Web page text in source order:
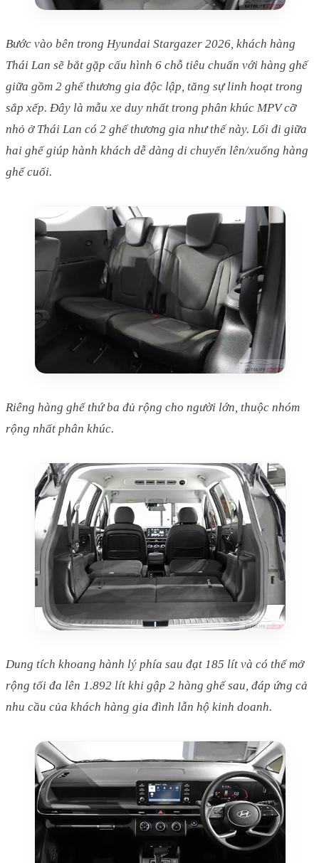
Bước vào bên trong Hyundai Stargazer 2026, khách hàng
Thái Lan sẽ bắt gặp cấu hình 6 chỗ tiêu chuẩn với hàng ghế
giữa gồm 2 ghế thương gia độc lập, tăng sự linh hoạt trong
sắp xếp. Đây là mẫu xe duy nhất trong phân khúc MPV cỡ
nhỏ ở Thái Lan có 2 ghế thương gia như thế này. Lối đi giữa
hai ghế giúp hành khách dễ dàng di chuyển lên/xuống hàng
ghế cuối.
Riêng hàng ghế thứ ba đủ rộng cho người lớn, thuộc nhóm
rộng nhất phân khúc.
Dung tích khoang hành lý phía sau đạt 185 lít và có thể mở
rộng tối đa lên 1.892 lít khi gập 2 hàng ghế sau, đáp ứng cả
nhu cầu của khách hàng gia đình lẫn hộ kinh doanh.